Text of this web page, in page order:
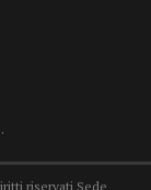
.
riservati Sede